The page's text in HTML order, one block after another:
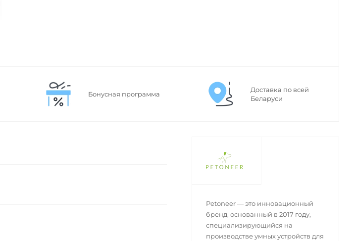
Бонусная программа
Доставка по всей
Беларуси
Petoneer — это инновационный
бренд, основанный в 2017 году,
специализирующийся на
производстве умных устройств для